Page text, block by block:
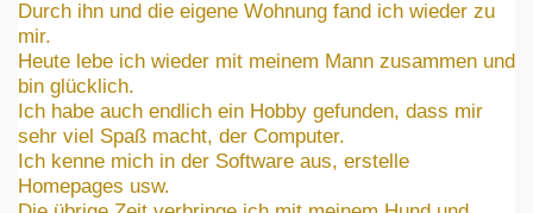
Durch ihn und die eigene Wohnung fand ich wieder zu
mir.
Heute lebe ich wieder mit meinem Mann zusammen und
bin glücklich.
Ich habe auch endlich ein Hobby gefunden, dass mir
sehr viel Spaß macht, der Computer.
Ich kenne mich in der Software aus, erstelle
Homepages usw.